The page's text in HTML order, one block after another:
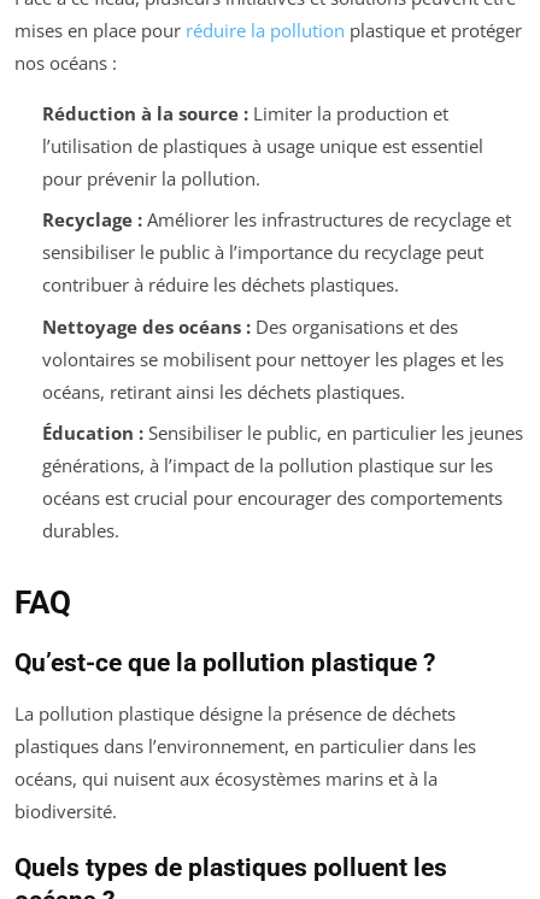
mises en place pour réduire la pollution plastique et protéger
nos océans :
Réduction à la source :Limiter la production et
l’utilisation de plastiques à usage unique est essentiel
pour prévenir la pollution.
Recyclage :Améliorer les infrastructures de recyclage et
sensibiliser le public à l’importance du recyclage peut
contribuer à réduire les déchets plastiques.
Nettoyage des océans :Des organisations et des
volontaires se mobilisent pour nettoyer les plages et les
océans, retirant ainsi les déchets plastiques.
Éducation :Sensibiliser le public, en particulier les jeunes
générations, à l’impact de la pollution plastique sur les
océans est crucial pour encourager des comportements
durables.
FAQ
Qu’est-ce que la pollution plastique ?
La pollution plastique désigne la présence de déchets
plastiques dans l’environnement, en particulier dans les
océans, qui nuisent aux écosystèmes marins et à la
biodiversité.
Quels types de plastiques polluent les